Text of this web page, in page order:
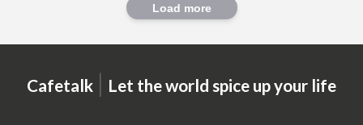
Load more
Cafetalk | Let the world spice up your life